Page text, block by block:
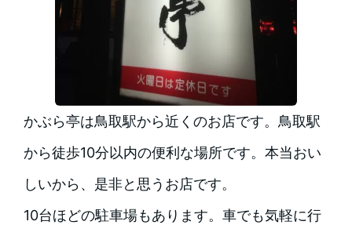
かぶら亭は鳥取駅から近くのお店です。鳥取駅
から徒歩10分以内の便利な場所です。本当おい
しいから、是非と思うお店です。
10台ほどの駐車場もあります。車でも気軽に行